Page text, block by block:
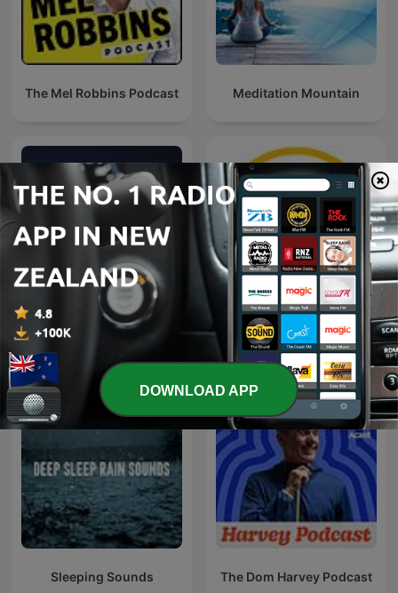
The Mel Robbins Podcast Meditation Mountain
Bible Sleep Naweekaktueel
Sleeping Sounds The Dom Harvey Podcast
DOWNLOAD APP